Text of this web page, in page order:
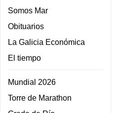
Somos Mar
Obituarios
La Galicia Económica
El tiempo
Mundial 2026
Torre de Marathon